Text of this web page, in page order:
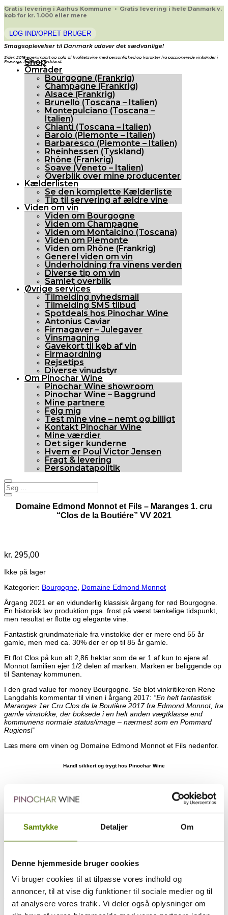
Samtykke Detaljer Om
Denne hjemmeside bruger cookies
Vi bruger cookies til at tilpasse vores indhold og
annoncer, til at vise dig funktioner til sociale medier og til
at analysere vores trafik. Vi deler også oplysninger om
Gratis levering i Aarhus Kommune • Gratis levering i hele Danmark v.
køb for kr. 1.000 eller mere
LOG IND/OPRET BRUGER
Smagsoplevelser til Danmark udover det sædvanlige!
Siden 2018 egenimport og salg af kvalitetsvine med personlighed og karakter fra passionerede vinbønder i
Frankrig, Italien og Tyskland.
Shop
Områder
Bourgogne (Frankrig)
Champagne (Frankrig)
Alsace (Frankrig)
Brunello (Toscana – Italien)
Montepulciano (Toscana –
Italien)
Chianti (Toscana – Italien)
Barolo (Piemonte – Italien)
Barbaresco (Piemonte – Italien)
Rheinhessen (Tyskland)
Rhône (Frankrig)
Soave (Veneto – Italien)
Overblik over mine producenter
Kælderlisten
Se den komplette Kælderliste
Tip til servering af ældre vine
Viden om vin
Viden om Bourgogne
Viden om Champagne
Viden om Montalcino (Toscana)
Viden om Piemonte
Viden om Rhône (Frankrig)
Generel viden om vin
Underholdning fra vinens verden
Diverse tip om vin
Samlet overblik
Øvrige services
Tilmelding nyhedsmail
Tilmelding SMS tilbud
Spotdeals hos Pinochar Wine
Antonius Caviar
Firmagaver – Julegaver
Vinsmagning
Gavekort til køb af vin
Firmaordning
Rejsetips
Diverse vinudstyr
Om Pinochar Wine
Pinochar Wine showroom
Pinochar Wine – Baggrund
Mine partnere
Følg mig
Test mine vine – nemt og billigt
Kontakt Pinochar Wine
Mine værdier
Det siger kunderne
Hvem er Poul Victor Jensen
Fragt & levering
Persondatapolitik
Domaine Edmond Monnot et Fils – Maranges 1. cru
“Clos de la Boutiére” VV 2021
kr. 295,00
Ikke på lager
Kategorier: Bourgogne Domaine Edmond Monnot
Årgang 2021 er en vidunderlig klassisk årgang for rød Bourgogne.
En historisk lav produktion pga. frost på værst tænkelige tidspunkt,
men resultat er flotte og elegante vine.
Fantastisk grundmateriale fra vinstokke der er mere end 55 år
gamle, men med ca. 30% der er op til 85 år gamle.
Et flot Clos på kun alt 2,86 hektar som de er 1 af kun to ejere af.
Monnot familien ejer 1/2 delen af marken. Marken er beliggende op
til Santenay kommunen.
I den grad value for money Bourgogne. Se blot vinkritikeren Rene
Langdahls kommentar til vinen i årgang 2017: “En helt fantastisk
Maranges 1er Cru Clos de la Boutière 2017 fra Edmond Monnot, fra
gamle vinstokke, der boksede i en helt anden vægtklasse end
kommunens normale status/image – nærmest som en Pommard
Rugiens!”
Læs mere om vinen og Domaine Edmond Monnot et Fils nedenfor.
Handl sikkert og trygt hos Pinochar Wine
Gratis levering i hele Danmark v. køb for blot
Om vinen
Mere om producenten
Ratings og anmeldelser
hektar med over 55 og 85 år gamle vinplanter!
Jordbunden er primært ler- og kalkholdig, og deres plot er
beliggende midt på marken med en hældning på ca. 5%.